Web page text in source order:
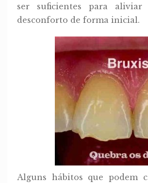
ser suficientes para
desconforto de forma inicial.
Alguns hábitos que podem